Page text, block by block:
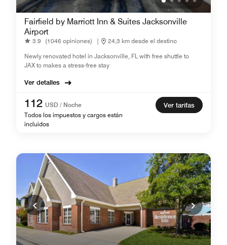
Fairfield by Marriott Inn & Suites Jacksonville
Airport
3.9 (1046 opiniones) |
24,3 km desde el destino
Newly renovated hotel in Jacksonville, FL with free shuttle to
JAX to makes a stress-free stay
Ver detalles
112 USD / Noche
Todos los impuestos y cargos están
incluidos
Ver tarifas